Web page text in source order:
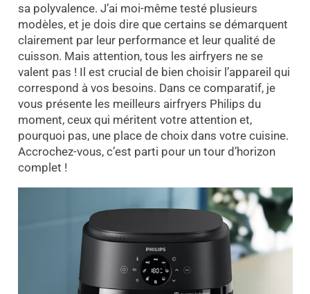
sa polyvalence. J’ai moi-même testé plusieurs
modèles, et je dois dire que certains se démarquent
clairement par leur performance et leur qualité de
cuisson. Mais attention, tous les airfryers ne se
valent pas ! Il est crucial de bien choisir l’appareil qui
correspond à vos besoins. Dans ce comparatif, je
vous présente les meilleurs airfryers Philips du
moment, ceux qui méritent votre attention et,
pourquoi pas, une place de choix dans votre cuisine.
Accrochez-vous, c’est parti pour un tour d’horizon
complet !